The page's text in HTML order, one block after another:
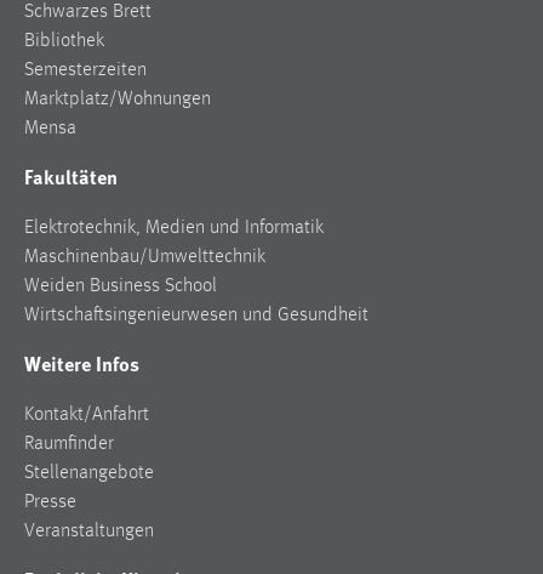
Schwarzes Brett
Bibliothek
Semesterzeiten
Marktplatz/Wohnungen
Mensa
Fakultäten
Elektrotechnik, Medien und Informatik
Maschinenbau/Umwelttechnik
Weiden Business School
Wirtschaftsingenieurwesen und Gesundheit
Weitere Infos
Kontakt/Anfahrt
Raumfinder
Stellenangebote
Presse
Veranstaltungen
Cookie Laufzeit:
30 Tage
Chat
MibewSessionID, MIBEW_UserID, mibew_locale, mibew-
Zweck:
Wird benötigt um die Chatfunktion nutzen zu können.
Cookie Laufzeit:
Jahre, MIBEW_UserID = 1 Jahr
Login
Name: